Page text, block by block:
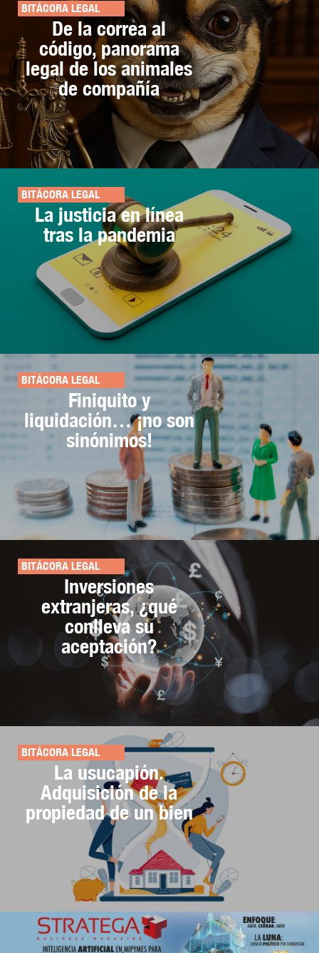
BITÁCORA LEGAL
De la correa al
código, panorama
legal de los animales
de compañía
BITÁCORA LEGAL
La justicia en línea
tras la pandemia
BITÁCORA LEGAL
Finiquito y
liquidación… ¡no son
sinónimos!
BITÁCORA LEGAL
Inversiones
extranjeras, ¿qué
conlleva su
aceptación?
BITÁCORA LEGAL
La usucapión.
Adquisición de la
propiedad de un bien